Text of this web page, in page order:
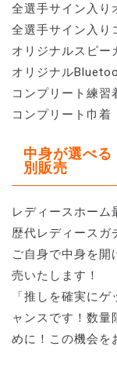
全選手サイン入り
全選手サイン入り
オリジナルスピー
オリジナル
コンプリート練習
コンプリート巾着
中身が選べ
別販売
レディースホーム
歴代レディースガ
ご自身で中身を開
売いたします！
「推しを確実に
ャンスです！数量
めに！この機会を